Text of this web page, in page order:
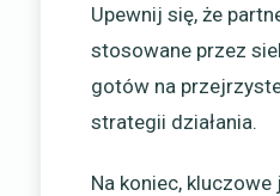
Upewnij się, że
stosowane przez
gotów na
strategii działania.
Na koniec,